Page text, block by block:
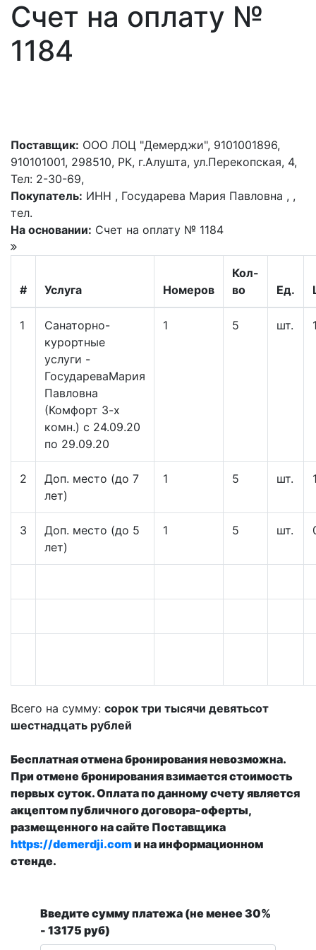
Счет на оплату №
1184
Поставщик: ООО ЛОЦ "Демерджи", 9101001896,
910101001, 298510, РК, г.Алушта, ул.Перекопская, 4,
Тел: 2-30-69,
Покупатель: ИНН , Государева Мария Павловна , ,
тел.
На основании: Счет на оплату № 1184
# Услуга Номеров
Кол-
во
Ед.
1
Cанаторно-
курортные
услуги -
ГосудареваМария
Павловна
(Комфорт 3-х
комн.) c 24.09.20
по 29.09.20
1 5 шт.
2
Доп. место (до 7
лет)
1 5 шт.
3
Доп. место (до 5
лет)
1 5 шт.
Всего на сумму: сорок три тысячи девятьсот
шестнадцать рублей
Бесплатная отмена бронирования невозможна.
При отмене бронирования взимается стоимость
первых суток. Оплата по данному счету является
акцептом публичного договора-оферты,
размещенного на сайте Поставщика
https://demerdji.comи на информационном
стенде.
Введите сумму платежа (не менее 30%
- 13175 руб)